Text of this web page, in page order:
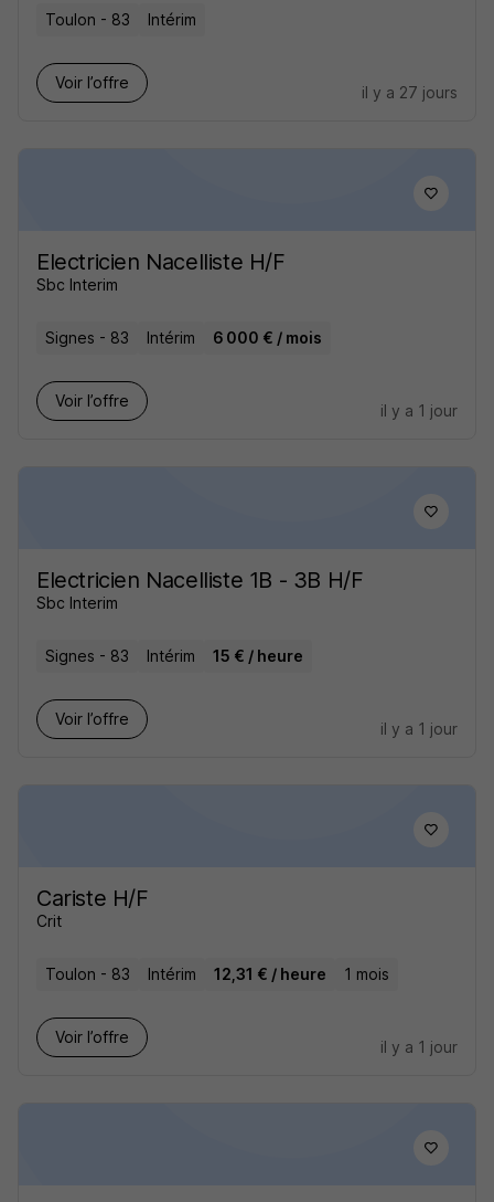
Toulon - 83 Intérim
Voir l’offre
il y a 27 jours
Electricien Nacelliste H/F
Sbc Interim
Signes - 83 Intérim 6 000 € / mois
Voir l’offre
il y a 1 jour
Electricien Nacelliste 1B - 3B H/F
Sbc Interim
Signes - 83 Intérim 15 € / heure
Voir l’offre
il y a 1 jour
Cariste H/F
Crit
Toulon - 83 Intérim 12,31 € / heure 1 mois
Voir l’offre
il y a 1 jour